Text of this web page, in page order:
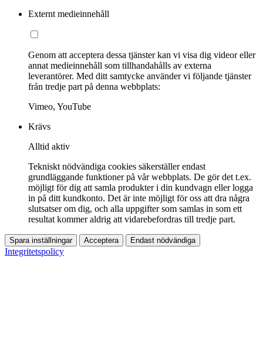
Externt medieinnehåll
Genom att acceptera dessa tjänster kan vi visa dig videor eller
annat medieinnehåll som tillhandahålls av externa
leverantörer. Med ditt samtycke använder vi följande tjänster
från tredje part på denna webbplats:
Vimeo, YouTube
Krävs
Alltid aktiv
Tekniskt nödvändiga cookies säkerställer endast
grundläggande funktioner på vår webbplats. De gör det t.ex.
möjligt för dig att samla produkter i din kundvagn eller logga
in på ditt kundkonto. Det är inte möjligt för oss att dra några
slutsatser om dig, och alla uppgifter som samlas in som ett
resultat kommer aldrig att vidarebefordras till tredje part.
Spara inställningar Acceptera Endast nödvändiga
Integritetspolicy